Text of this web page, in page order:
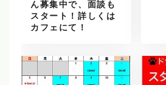
ん募集中で、面談も
スタート！詳しくは
カフェにて！